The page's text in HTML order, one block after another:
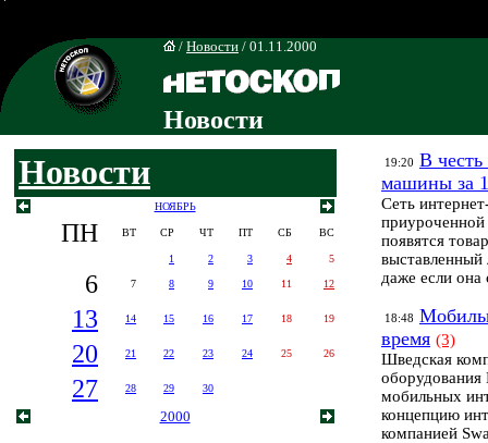
/ Новости / 01.11.2000
Новости
Новости
НОЯБРЬ
ПН ВТ СР ЧТ ПТ СБ ВС
1 2 3 4 5
6 7 8 9 10 11 12
13 14 15 16 17 18 19
20 21 22 23 24 25 26
27 28 29 30
2000
19:20 В
машины за
Сеть
появятся
выставленный
даже если она
18:48
время (3)
Шведская
мобильных
концепцию
компанией